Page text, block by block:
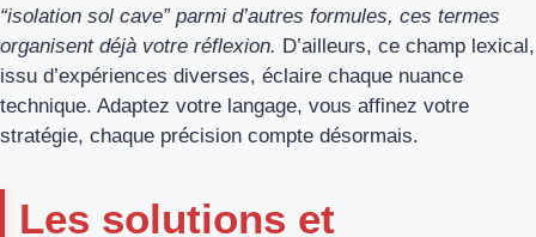
“isolation sol cave” parmi d’autres formules, ces termes
organisent déjà votre réflexion. D’ailleurs, ce champ lexical,
issu d’expériences diverses, éclaire chaque nuance
technique. Adaptez votre langage, vous affinez votre
stratégie, chaque précision compte désormais.
Les solutions et